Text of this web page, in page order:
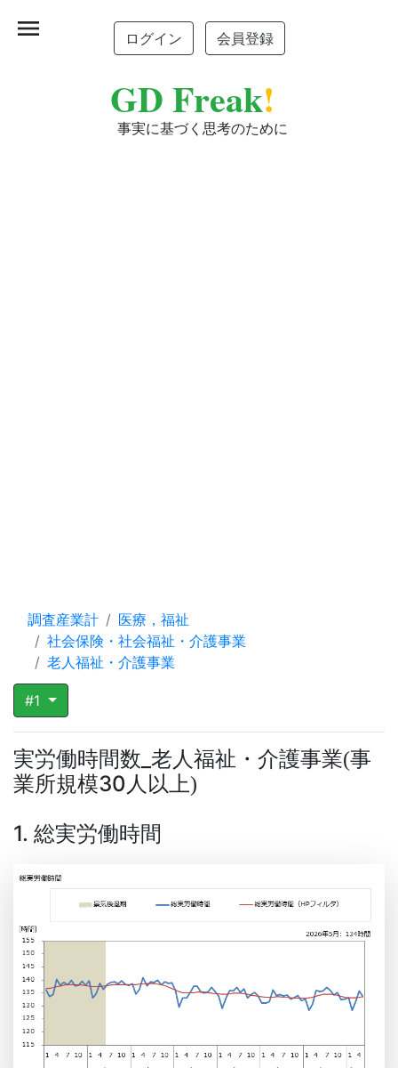
ログイン 会員登録
GD Freak!
事実に基づく思考のために
menu
調査産業計
医療，福祉
社会保険・社会福祉・介護事業
老人福祉・介護事業
#1
実労働時間数_老人福祉・介護事業(事
業所規模30人以上)
1. 総実労働時間